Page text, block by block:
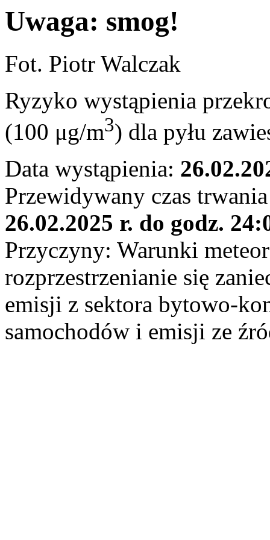
Uwaga: smog!
Fot. Piotr Walczak
Ryzyko wystąpienia
(100 μg/m3) dla pyłu
Data wystąpienia:
Przewidywany czas
26.02.2025 r. do godz.
Przyczyny: Warunki
rozprzestrzenianie się
emisji z sektora bytowo-
samochodów i emisji ze